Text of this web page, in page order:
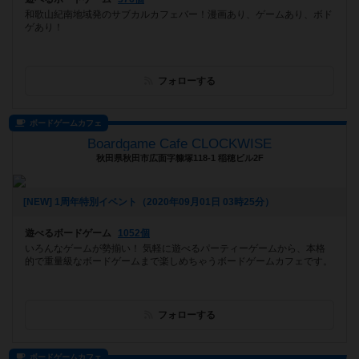
和歌山紀南地域発のサブカルカフェバー！漫画あり、ゲームあり、ボド
ゲあり！
フォローする
ボードゲームカフェ
Boardgame Cafe CLOCKWISE
秋田県秋田市広面字糠塚118-1 稲穂ビル2F
[NEW] 1周年特別イベント（2020年09月01日 03時25分）
遊べるボードゲーム
1052個
いろんなゲームが勢揃い！ 気軽に遊べるパーティーゲームから、本格
的で重量級なボードゲームまで楽しめちゃうボードゲームカフェです。
フォローする
ボードゲームカフェ